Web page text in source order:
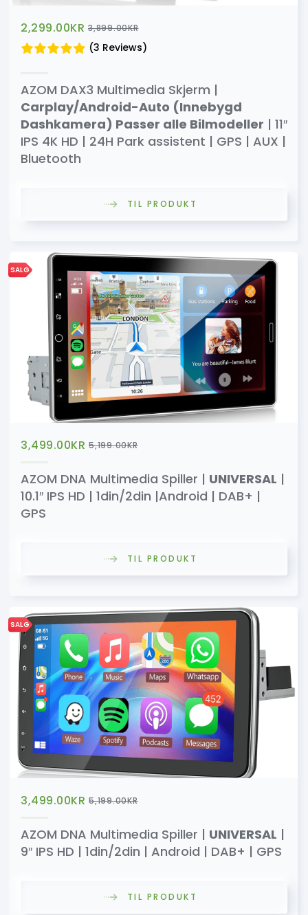
2,299.00KR 3,899.00KR
(3 Reviews)
AZOM DAX3 Multimedia Skjerm |
Carplay/Android-Auto (Innebygd
Dashkamera) Passer alle Bilmodeller | 11″
IPS 4K HD | 24H Park assistent | GPS | AUX |
Bluetooth
TIL PRODUKT
SALG
3,499.00KR 5,199.00KR
AZOM DNA Multimedia Spiller | UNIVERSAL |
10.1″ IPS HD | 1din/2din |Android | DAB+ |
GPS
TIL PRODUKT
SALG
3,499.00KR 5,199.00KR
AZOM DNA Multimedia Spiller | UNIVERSAL |
9″ IPS HD | 1din/2din | Android | DAB+ | GPS
TIL PRODUKT